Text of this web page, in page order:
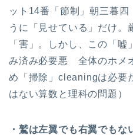
ット14番「節制」朝三暮
うに「見せている」だけ。
「害」。しかし、この「
み済み必要悪 全体のホメ
め「掃除」cleaningは必要
はない算数と理科の問題）
・鷲は左翼でも右翼でも